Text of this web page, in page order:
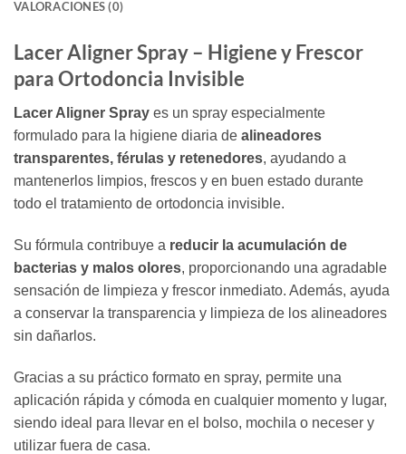
VALORACIONES (0)
Lacer Aligner Spray – Higiene y Frescor
para Ortodoncia Invisible
Lacer Aligner Spray es un spray especialmente
formulado para la higiene diaria de alineadores
transparentes, férulas y retenedores, ayudando a
mantenerlos limpios, frescos y en buen estado durante
todo el tratamiento de ortodoncia invisible.
Su fórmula contribuye a reducir la acumulación de
bacterias y malos olores, proporcionando una agradable
sensación de limpieza y frescor inmediato. Además, ayuda
a conservar la transparencia y limpieza de los alineadores
sin dañarlos.
Gracias a su práctico formato en spray, permite una
aplicación rápida y cómoda en cualquier momento y lugar,
siendo ideal para llevar en el bolso, mochila o neceser y
utilizar fuera de casa.